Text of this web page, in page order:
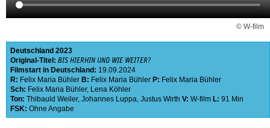
© W-film
Deutschland 2023
Original-Titel: BIS HIERHIN UND WIE WEITER?
Filmstart in Deutschland: 19.09.2024
R: Felix Maria Bühler B: Felix Maria Bühler P: Felix Maria Bühler
Sch: Felix Maria Bühler, Lena Köhler
Ton: Thibauld Weiler, Johannes Luppa, Justus Wirth V: W-film L: 91 Min
FSK: Ohne Angabe